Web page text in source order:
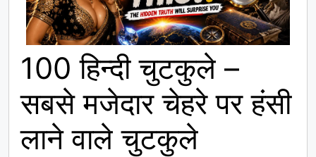
100 हिन्दी चुटकुले –
सबसे मजेदार चेहरे पर हंसी
लाने वाले चुटकुले